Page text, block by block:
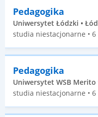
Pedagogika
Uniwersytet Łódzki •
studia niestacjonarne •
Pedagogika
Uniwersytet WSB Merito
studia niestacjonarne •